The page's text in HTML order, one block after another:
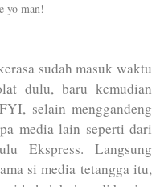
yo man!
sudah masuk waktu
dulu, baru kemudian
selain menggandeng
media lain seperti dari
Ekspress. Langsung
si media tetangga itu,